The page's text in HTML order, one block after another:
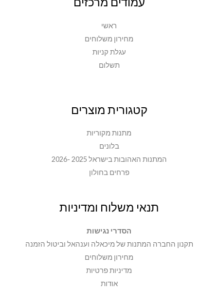
ראשי
מחירון משלוחים
עגלת קניות
תשלום
קטגורית מוצרים
מתנות מקוריות
בלונים
המתנות האהובות בישראל 2025 -2026
פרחים בחולון
תנאי משלוח ומדיניות
הסדרי נגישות
תקנון החברה המתנות של מיכאלה וענהאל וביטול הזמנה
מחירון משלוחים
מדיניות פרטיות
אודות